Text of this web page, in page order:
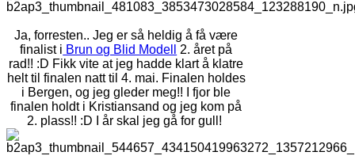
Ja, forresten.. Jeg er så heldig å få være
finalist i Brun og Blid Modell
2. året på
rad!! :D Fikk vite at jeg hadde klart å klatre
helt til finalen natt til 4. mai. Finalen holdes
i Bergen, og jeg gleder meg!! I fjor ble
finalen holdt i Kristiansand og jeg kom på
2. plass!! :D I år skal jeg gå for gull!